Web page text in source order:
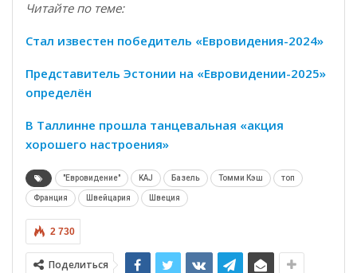
Читайте по теме:
Стал известен победитель «Евровидения-2024»
Представитель Эстонии на «Евровидении-2025»
определён
В Таллинне прошла танцевальная «акция
хорошего настроения»
"Евровидение" KAJ Базель Томми Кэш топ
Франция Швейцария Швеция
2 730
Поделиться